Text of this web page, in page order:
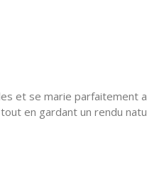
et se marie parfaitement
en gardant un rendu